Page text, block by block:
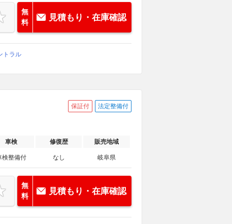
無
料
見積もり・在庫確認
トラル
保証付 法定整備付
車検 修復歴 販売地域
検整備付 なし 岐阜県
無
料
見積もり・在庫確認